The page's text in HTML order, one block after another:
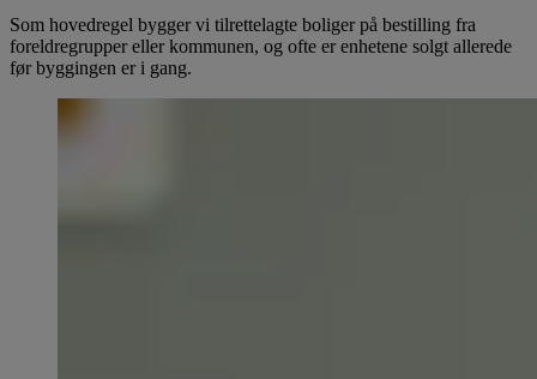
Som hovedregel bygger vi tilrettelagte boliger på bestilling fra
foreldregrupper eller kommunen, og ofte er enhetene solgt allerede
før byggingen er i gang.